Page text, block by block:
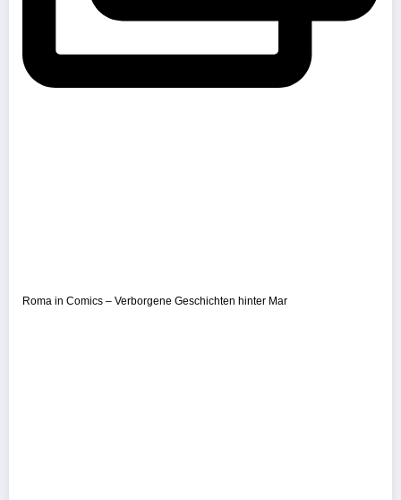
Roma in Comics – Verborgene Geschichten hinter Mar